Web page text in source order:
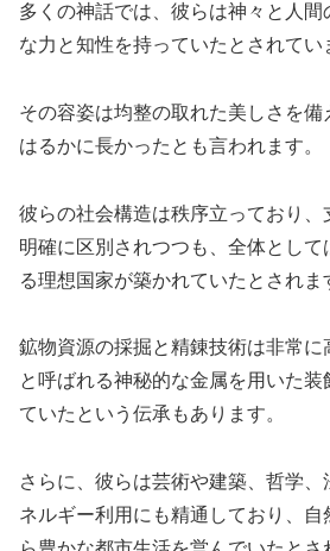
多くの神話では、彼らは神々と人
な力と知性を持っていたとされてい
その容姿は均整の取れた美しさを備
はるかに長かったとも言われます。
彼らの社会構造は秩序立っており
明確に区別されつつも、全体とし
る理想国家が築かれていたとされま
鉱物資源の採掘と精錬技術は非常に
と呼ばれる神秘的な金属を用いた装
ていたという伝承もあります。
さらに、彼らは芸術や建築、哲学
ネルギー利用にも精通しており、